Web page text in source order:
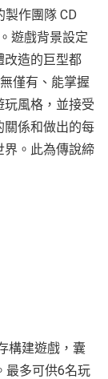
製作團隊 CD
遊戲背景設定
改造的巨型都
僅有、能掌握
風格，並接受
關係和做出的每
界。此為傳說締
構建遊戲，囊
最多可供6名玩